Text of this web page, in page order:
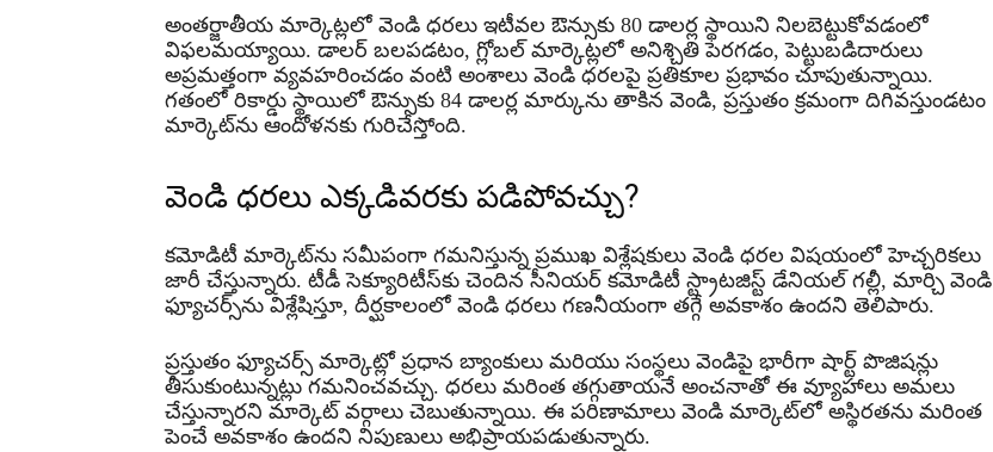
అంతర్జాతీయ మార్కెట్లలో వెండి ధరలు ఇటీవల ఔన్సుకు 80 డాలర్ల స్థాయిని నిలబెట్టుకోవడంలో
విఫలమయ్యాయి. డాలర్ బలపడటం, గ్లోబల్ మార్కెట్లలో అనిశ్చితి పెరగడం, పెట్టుబడిదారులు
అప్రమత్తంగా వ్యవహరించడం వంటి అంశాలు వెండి ధరలపై ప్రతికూల ప్రభావం చూపుతున్నాయి.
గతంలో రికార్డు స్థాయిలో ఔన్సుకు 84 డాలర్ల మార్కును తాకిన వెండి, ప్రస్తుతం క్రమంగా దిగివస్తుండటం
మార్కెట్‌ను ఆందోళనకు గురిచేస్తోంది.
వెండి ధరలు ఎక్కడివరకు పడిపోవచ్చు?
కమోడిటీ మార్కెట్‌ను సమీపంగా గమనిస్తున్న ప్రముఖ విశ్లేషకులు వెండి ధరల విషయంలో హెచ్చరికలు
జారీ చేస్తున్నారు. టీడీ సెక్యూరిటీస్‌కు చెందిన సీనియర్ కమోడిటీ స్ట్రాటజిస్ట్ డేనియల్ గల్లీ, మార్చి వెండి
ఫ్యూచర్స్‌ను విశ్లేషిస్తూ, దీర్ఘకాలంలో వెండి ధరలు గణనీయంగా తగ్గే అవకాశం ఉందని తెలిపారు.
ప్రస్తుతం ఫ్యూచర్స్ మార్కెట్లో ప్రధాన బ్యాంకులు మరియు సంస్థలు వెండిపై భారీగా షార్ట్ పొజిషన్లు
తీసుకుంటున్నట్లు గమనించవచ్చు. ధరలు మరింత తగ్గుతాయనే అంచనాతో ఈ వ్యూహాలు అమలు
చేస్తున్నారని మార్కెట్ వర్గాలు చెబుతున్నాయి. ఈ పరిణామాలు వెండి మార్కెట్‌లో అస్థిరతను మరింత
పెంచే అవకాశం ఉందని నిపుణులు అభిప్రాయపడుతున్నారు.